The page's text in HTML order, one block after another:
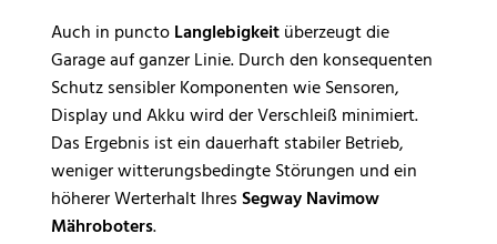
Auch in punctoLanglebigkeitüberzeugt die
Garage auf ganzer Linie. Durch den konsequenten
Schutz sensibler Komponenten wie Sensoren,
Display und Akku wird der Verschleiß minimiert.
Das Ergebnis ist ein dauerhaft stabiler Betrieb,
weniger witterungsbedingte Störungen und ein
höherer Werterhalt IhresSegway Navimow
Mähroboters.